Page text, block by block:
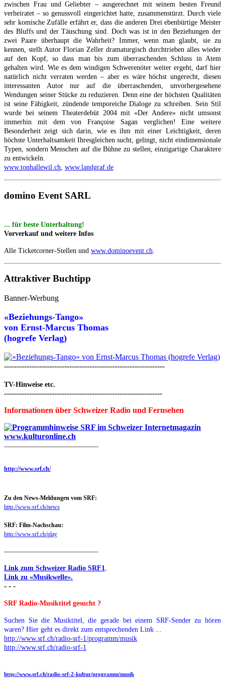
zwischen Frau und Geliebter – ausgerechnet mit seinem besten Freund
verheiratet – so genussvoll eingerichtet hatte, zusammenstürzt. Durch viele
sehr komische Zufälle erfährt er, dass die anderen Drei ebenbürtige Meister
des Bluffs und der Täuschung sind. Doch was ist in den Beziehungen der
zwei Paare überhaupt die Wahrheit? Immer, wenn man glaubt, sie zu
kennen, stellt Autor Florian Zeller dramaturgisch durchtrieben alles wieder
auf den Kopf, so dass man bis zum überraschenden Schluss in Atem
gehalten wird. Wie es dem windigen Schwerenöter weiter ergeht, darf hier
natürlich nicht verraten werden – aber es wäre höchst ungerecht, diesen
interessanten Autor nur auf die überraschenden, unvorhergesehene
Wendungen seiner Stücke zu reduzieren. Denn eine der höchsten Qualitäten
ist seine Fähigkeit, zündende temporeiche Dialoge zu schreiben. Sein Stil
wurde bei seinem Theaterdebüt 2004 mit «Der Andere» nicht umsonst
immerhin mit dem von Françoise Sagan verglichen! Eine weitere
Besonderheit zeigt sich darin, wie es ihm mit einer Leichtigkeit, deren
höchste Unterhaltsamkeit Ihresgleichen sucht, gelingt, nicht eindimensionale
Typen, sondern Menschen auf die Bühne zu stellen, einzigartige Charaktere
zu entwickeln.
www.tonhallewil.ch, www.landgraf.de
domino Event SARL
... für beste Unterhaltung!
Vorverkauf und weitere Infos
Alle Ticketcorner-Stellen und www.dominoevent.ch
Attraktiver Buchtipp
Banner-Werbung
«Beziehungs-Tango»
von Ernst-Marcus Thomas
(hogrefe Verlag)
----------------------------------------------------------------
TV-Hinweise etc.
---------------------------------------------------------------
Informationen über Schweizer Radio und Fernsehen
-----------------------------------------------
http://www.srf.ch/
Zu den News-Meldungen vom SRF:
http://www.srf.ch/news
SRF: Film-Nachschau:
http://www.srf.ch/play
-----------------------------------------------
Link zum Schweizer Radio SRF1 .
Link zu «Musikwelle».
- - -
SRF Radio-Musiktitel gesucht ?
Suchen Sie die Musiktitel, die gerade bei einem SRF-Sender zu hören
waren? Hier geht es direkt zum entsprechenden Link ...
http://www.srf.ch/radio-srf-1/programm/musik
http://www.srf.ch/radio-srf-1
http://www.srf.ch/radio-srf-2-kultur/programm/musik